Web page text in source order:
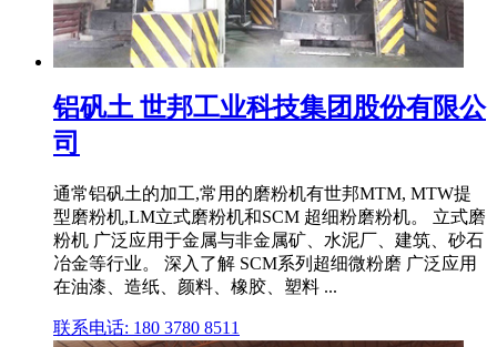
铝矾土 世邦工业科技集团股份有限公
司
通常铝矾土的加工,常用的磨粉机有世邦MTM, MTW提
型磨粉机,LM立式磨粉机和SCM 超细粉磨粉机。 立式磨
粉机 广泛应用于金属与非金属矿、水泥厂、建筑、砂石
冶金等行业。 深入了解 SCM系列超细微粉磨 广泛应用
在油漆、造纸、颜料、橡胶、塑料 ...
联系电话: 180 3780 8511